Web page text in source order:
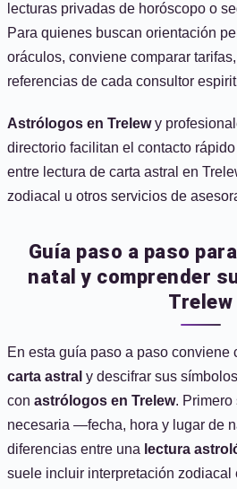
lecturas privadas de horóscopo o
Para quienes buscan orientación
oráculos, conviene comparar
referencias de cada consultor
Astrólogos en Trelewy
directorio facilitan el contacto
entre lectura de carta astral en
zodiacal u otros servicios de
Guía paso a paso
natal y comprender
Trelew
En esta guía paso a paso conviene
carta astral y descifrar sus
con astrólogos en Trelew. Primero
necesaria —fecha, hora y lugar de
diferencias entre una lectura
suele incluir interpretación zodiacal